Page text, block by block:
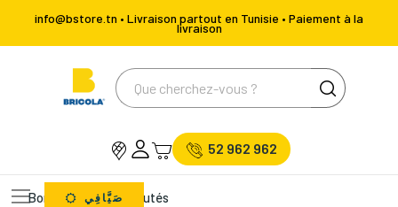
info@bstore.tn • Livraison partout en Tunisie • Paiement à la
livraison
52 962 962
Bons Plans Nouveautés
صَيَّافِي